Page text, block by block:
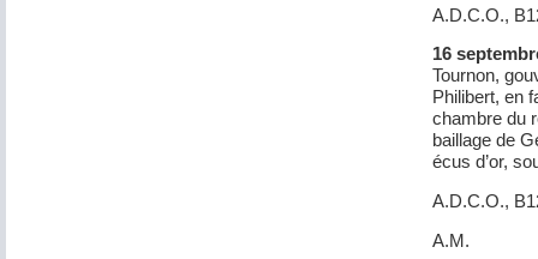
A.D.C.O.,
16
Tournon,
Philibert, en
chambre du
baillage de
écus d’or,
A.D.C.O.,
A.M.